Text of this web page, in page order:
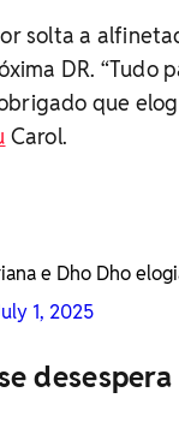
solta a
DR. “Tudo
que
Carol.
e Dho Dho
1, 2025